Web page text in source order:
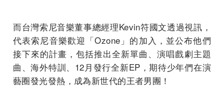
而台灣索尼音樂董事總經理Kevin符國文透過視訊，
代表索尼音樂歡迎「Ozone」的加入，並公布他們
接下來的計畫，包括推出全新單曲、演唱戲劇主題
曲、海外特訓、12月發行全新EP，期待少年們在演
藝圈發光發熱，成為新世代的王者男團！